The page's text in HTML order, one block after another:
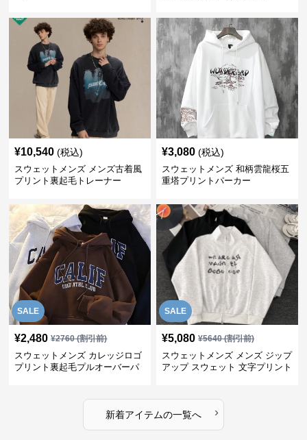
¥10,540 (税込)
スウェットメンズ メンズ古着風
プリント裏起毛トレーナー
¥3,080 (税込)
スウェットメンズ 和柄雲龍桜五
重塔プリントパーカー
SALE
¥2,480 ¥2760(割引前)
スウェットメンズ カレッジロゴ
プリント裏起毛プルオーバーパ
SALE
¥5,080 ¥5640(割引前)
スウェットメンズ メンズ ジップ
アップ スウェット 文字プリント
新着アイテムの一覧へ ›